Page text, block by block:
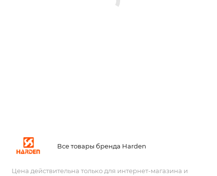
Все товары бренда Harden
Цена действительна только для интернет-магазина и